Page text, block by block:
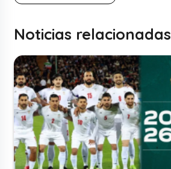
Noticias relacionadas